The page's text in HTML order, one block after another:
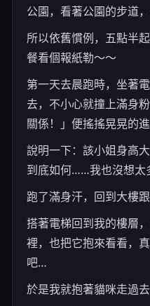
公園，看著公園的步道
所以依舊慣例，五點半
餐看個報紙勒～～
第一天去晨跑時，坐著
去，不小心就撞上滿身
關係！」便搖搖晃晃的
說明一下：該小姐身高
到底如何……我也沒想太
跑了滿身汗，回到大樓
搭著電梯回到我的樓層
裡，也把它抱來看看，
吧…
於是我就抱著貓咪走過